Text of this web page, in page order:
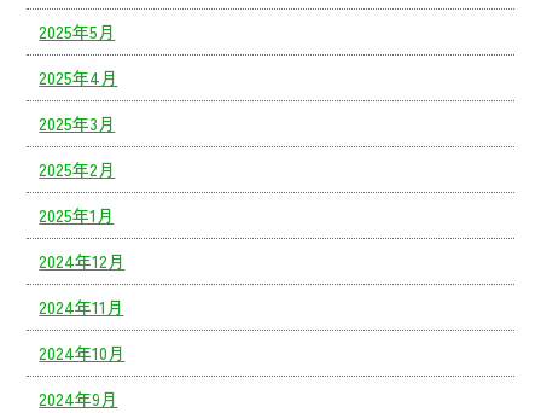
2025年5月
2025年4月
2025年3月
2025年2月
2025年1月
2024年12月
2024年11月
2024年10月
2024年9月